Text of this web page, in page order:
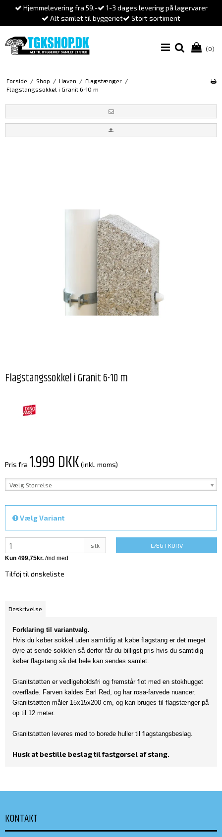
Hjemmelevering fra 59,-
1-3 dages levering på lagervarer
Alt samlet til byggeriet
Stort sortiment
(0)
Forside / Shop / Haven / Flagstænger /
Flagstangssokkel i Granit 6-10 m
Flagstangssokkel i Granit 6-10 m
Pris fra 1.999 DKK (inkl. moms)
Vælg Størrelse
Vælg Variant
stk LÆG I KURV
Tilføj til ønskeliste
Beskrivelse
Forklaring til variantvalg.
Hvis du køber sokkel uden samtidig at købe flagstang er det meget
dyre at sende sokklen så derfor får du billigst pris hvis du samtidig
køber flagstang så det hele kan sendes samlet.
Granitstøtten er vedligeholdsfri og fremstår flot med en stokhugget
overflade. Farven kaldes Earl Red, og har rosa-farvede nuancer.
Granitstøtten måler 15x15x200 cm, og kan bruges til flagstænger på
op til 12 meter.
Granitstøtten leveres med to borede huller til flagstangsbeslag.
Husk at bestille beslag til fastgørsel af stang.
KONTAKT